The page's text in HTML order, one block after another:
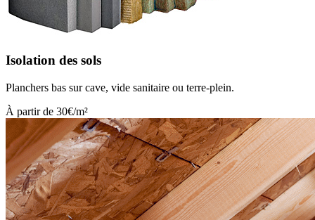
Isolation des sols
Planchers bas sur cave, vide sanitaire ou terre-plein.
À partir de 30€/m²